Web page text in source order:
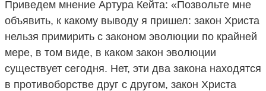
Приведем мнение Артура Кейта: «Позвольте мне
объявить, к какому выводу я пришел: закон Христа
нельзя примирить с законом эволюции по крайней
мере, в том виде, в каком закон эволюции
существует сегодня. Нет, эти два закона находятся
в противоборстве друг с другом, закон Христа